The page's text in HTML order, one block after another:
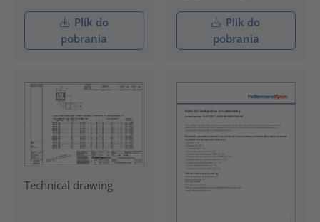
Plik do
pobrania
Plik do
pobrania
Technical drawing